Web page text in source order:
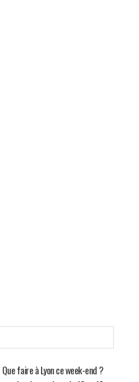
Que faire à Lyon ce week-end ?